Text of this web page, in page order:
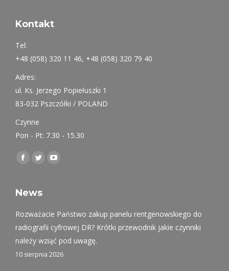
Kontakt
Tel:
+48 (058) 320 11 46, +48 (058) 320 79 40
Adres:
ul. Ks. Jerzego Popiełuszki 1
83-032 Pszczółki / POLAND
Czynne
Pon - Pt: 7.30 - 15.30
Find us on:
Facebook
opens
new
window
Twitter
opens
new
window
YouTube
new
window
News
Rozważacie Państwo zakup panelu rentgenowskiego do
radiografii cyfrowej DR? Krótki przewodnik jakie czynniki
należy wziąć pod uwagę.
10 sierpnia 2026